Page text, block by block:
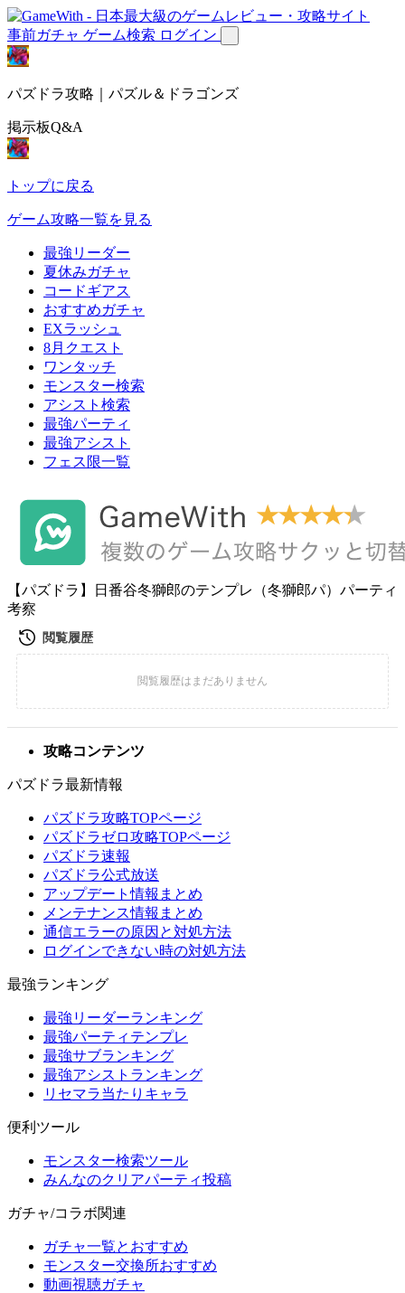
事前ガチャ ゲーム検索 ログイン
パズドラ攻略｜パズル＆ドラゴンズ
掲示板Q&A
トップに戻る
ゲーム攻略一覧を見る
最強リーダー
夏休みガチャ
コードギアス
おすすめガチャ
EXラッシュ
8月クエスト
ワンタッチ
モンスター検索
アシスト検索
最強パーティ
最強アシスト
フェス限一覧
【パズドラ】日番谷冬獅郎のテンプレ（冬獅郎パ）パーティ
考察
攻略コンテンツ
パズドラ最新情報
パズドラ攻略TOPページ
パズドラゼロ攻略TOPページ
パズドラ速報
パズドラ公式放送
アップデート情報まとめ
メンテナンス情報まとめ
通信エラーの原因と対処方法
ログインできない時の対処方法
最強ランキング
最強リーダーランキング
最強パーティテンプレ
最強サブランキング
最強アシストランキング
リセマラ当たりキャラ
便利ツール
モンスター検索ツール
みんなのクリアパーティ投稿
ガチャ/コラボ関連
ガチャ一覧とおすすめ
モンスター交換所おすすめ
動画視聴ガチャ